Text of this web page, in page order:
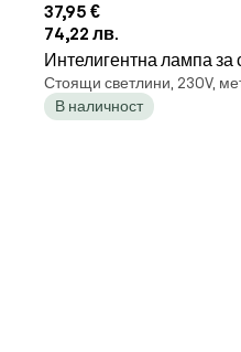
37,95 €
74,22 лв.
Интелигентна лампа за
външно осветление
WiFi P45 - Malios
Стоящи светлини, 230V,
В наличност